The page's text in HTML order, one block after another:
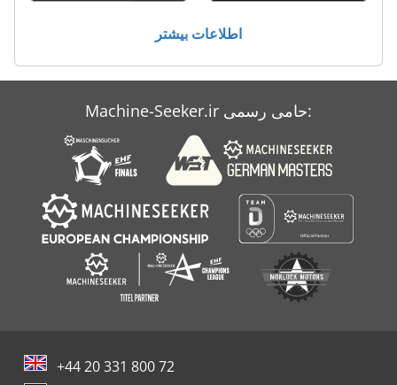
اطلاعات بیشتر
Machine-Seeker.ir حامی رسمی:
+44 20 331 800 72